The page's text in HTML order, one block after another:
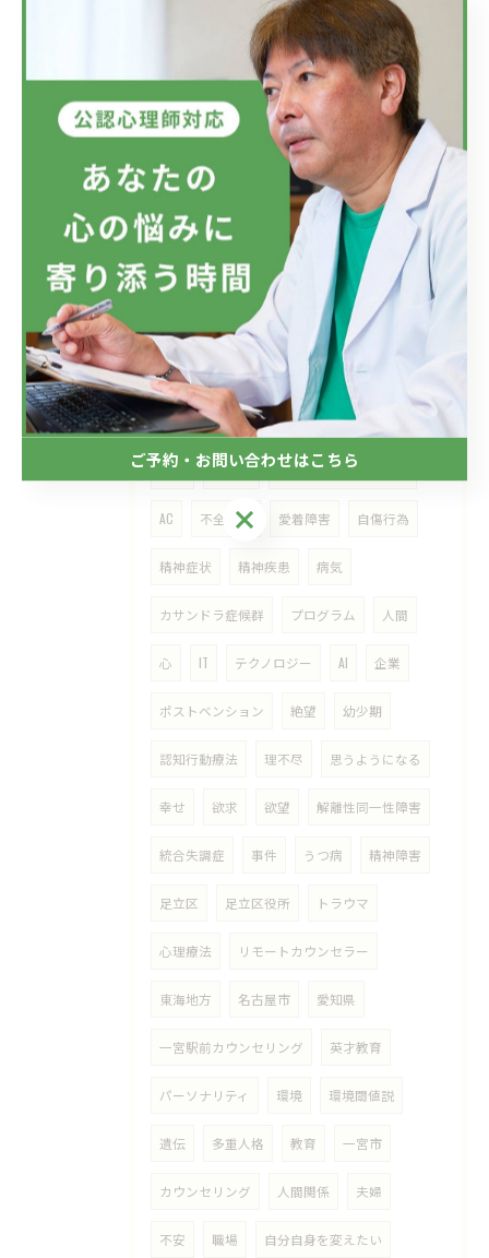
Tags
自殺 自殺願望 適応障害
メンタルケア 会社
ラインによるケア メンタルヘルス対策
メンタルヘルス 愛情 希死念慮
リモートカウンセリング
真心 交流 コミュニケーション
アスペルガー症候群 SLD ADHD
障害 老年期 エリクソンの発達課題
AC 不全家庭 愛着障害 自傷行為
精神症状 精神疾患 病気
カサンドラ症候群 プログラム 人間
心 IT テクノロジー AI 企業
ポストベンション 絶望 幼少期
認知行動療法 理不尽 思うようになる
幸せ 欲求 欲望 解離性同一性障害
統合失調症 事件 うつ病 精神障害
足立区 足立区役所 トラウマ
心理療法 リモートカウンセラー
東海地方 名古屋市 愛知県
一宮駅前カウンセリング 英才教育
パーソナリティ 環境 環境閾値説
遺伝 多重人格 教育 一宮市
カウンセリング 人間関係 夫婦
不安 職場 自分自身を変えたい
ご予約・お問い合わせはこちら
ご予約・お問い合わせはこちら